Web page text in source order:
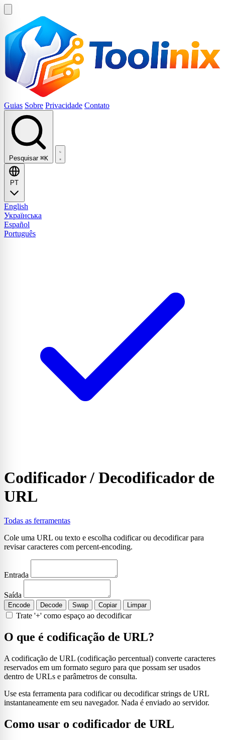
Guias Sobre Privacidade Contato
Pesquisar ⌘K
PT
English
Українська
Español
Português
Codificador / Decodificador de
URL
Todas as ferramentas
Cole uma URL ou texto e escolha codificar ou decodificar para
revisar caracteres com percent-encoding.
Entrada
Saída
Encode Decode Swap Copiar Limpar
Trate '+' como espaço ao decodificar
O que é codificação de URL?
A codificação de URL (codificação percentual) converte caracteres
reservados em um formato seguro para que possam ser usados
dentro de URLs e parâmetros de consulta.
Use esta ferramenta para codificar ou decodificar strings de URL
instantaneamente em seu navegador. Nada é enviado ao servidor.
Como usar o codificador de URL